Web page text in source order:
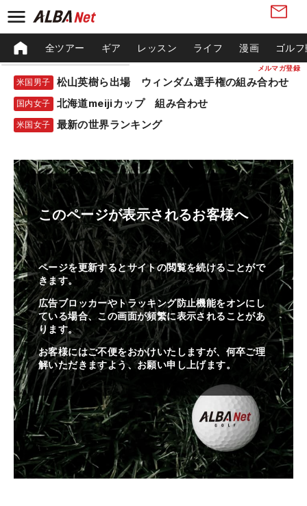
メルマガ登録
全ツアー ギア レッスン ライフ 漫画 ゴル
米国男子 松山英樹ら出場 ウィンダム選手権の組み合わせ
国内女子 北海道meijiカップ 組み合わせ
米国女子 最新の世界ランキング
このページが表示されるお客様へ
ページを更新するとサイトの閲覧を続けることがで
きます。
広告ブロッカーやトラッキング防止機能をオンにし
ている場合、この画面が頻繁に表示されることがあ
ります。
お客様にはご不便をおかけいたしますが、何卒ご理
解いただきますよう、お願い申し上げます。